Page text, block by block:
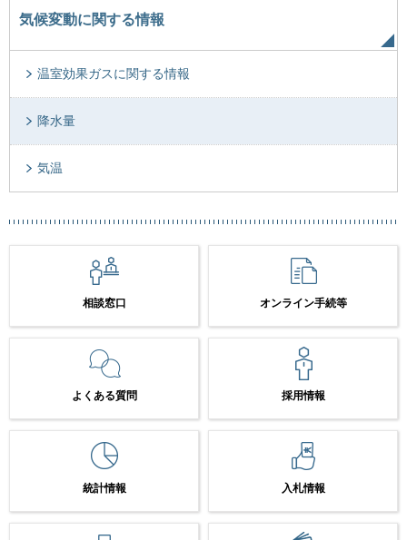
気候変動に関する情報
温室効果ガスに関する情報
降水量
気温
相談窓口 オンライン手続等
よくある質問 採用情報
統計情報 入札情報